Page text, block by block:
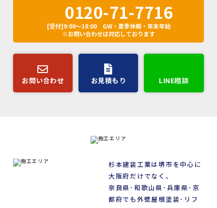
0120-71-7716
[受付]9:00～18:00 GW・夏季休暇・年末年始
※お問い合わせは対応しております
お問い合わせ お見積もり LINE相談
杉本建装工業は堺市を中心に
大阪府だけでなく、
奈良県･和歌山県･兵庫県･京
都府でも外壁屋根塗装･リフ